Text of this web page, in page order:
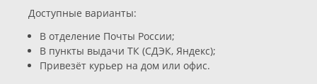
Доступные варианты:
В отделение Почты России;
В пункты выдачи ТК (СДЭК, Яндекс);
Привезёт курьер на дом или офис.